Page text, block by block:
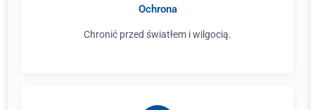
Ochrona
Chronić przed światłem i wilgocią.